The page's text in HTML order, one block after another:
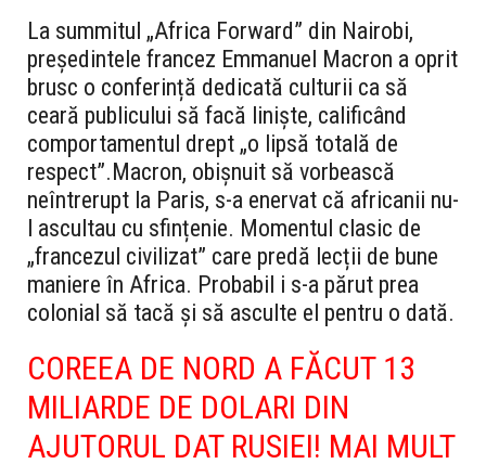
La summitul „Africa Forward” din Nairobi,
președintele francez Emmanuel Macron a oprit
brusc o conferință dedicată culturii ca să
ceară publicului să facă liniște, calificând
comportamentul drept „o lipsă totală de
respect”.Macron, obișnuit să vorbească
neîntrerupt la Paris, s-a enervat că africanii nu-
l ascultau cu sfințenie. Momentul clasic de
„francezul civilizat” care predă lecții de bune
maniere în Africa. Probabil i s-a părut prea
colonial să tacă și să asculte el pentru o dată.
COREEA DE NORD A FĂCUT 13
MILIARDE DE DOLARI DIN
AJUTORUL DAT RUSIEI! MAI MULT